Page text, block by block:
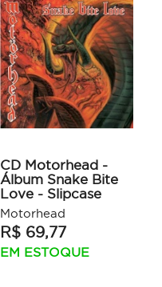
CD Motorhead -
Álbum Snake Bite
Love - Slipcase
Motorhead
R$ 69,77
EM ESTOQUE